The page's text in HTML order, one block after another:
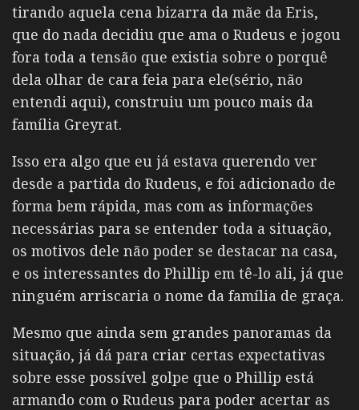
tirando aquela cena bizarra da mãe da Eris,
que do nada decidiu que ama o Rudeus e jogou
fora toda a tensão que existia sobre o porquê
dela olhar de cara feia para ele(sério, não
entendi aqui), construiu um pouco mais da
família Greyrat.
Isso era algo que eu já estava querendo ver
desde a partida do Rudeus, e foi adicionado de
forma bem rápida, mas com as informações
necessárias para se entender toda a situação,
os motivos dele não poder se destacar na casa,
e os interessantes do Phillip em tê-lo ali, já que
ninguém arriscaria o nome da família de graça.
Mesmo que ainda sem grandes panoramas da
situação, já dá para criar certas expectativas
sobre esse possível golpe que o Phillip está
armando com o Rudeus para poder acertar as